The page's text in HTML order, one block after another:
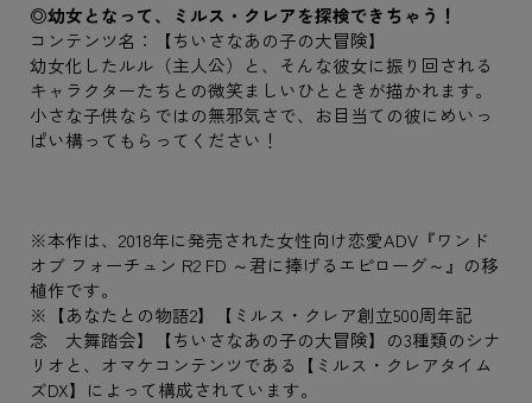
◎幼女となって、ミルス・クレアを探検できちゃう！
コンテンツ名：【ちいさなあの子の大冒険】
幼女化したルル（主人公）と、そんな彼女に振り回される
キャラクターたちとの微笑ましいひとときが描かれます。
小さな子供ならではの無邪気さで、お目当ての彼にめいっ
ぱい構ってもらってください！
※本作は、2018年に発売された女性向け恋愛ADV『ワンド
オブ フォーチュン R2 FD ～君に捧げるエピローグ～』の移
植作です。
※【あなたとの物語2】【ミルス・クレア創立500周年記
念 大舞踏会】【ちいさなあの子の大冒険】の3種類のシナ
リオと、オマケコンテンツである【ミルス・クレアタイム
ズDX】によって構成されています。